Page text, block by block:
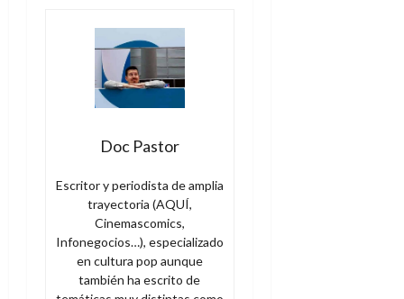
Doc Pastor
Escritor y periodista de amplia
trayectoria (AQUÍ,
Cinemascomics,
Infonegocios…), especializado
en cultura pop aunque
también ha escrito de